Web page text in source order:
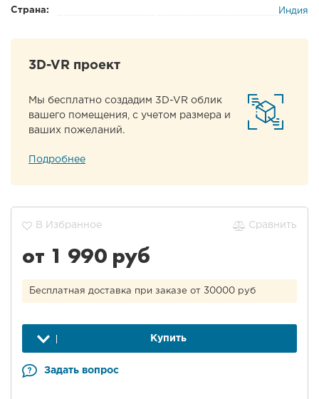
Страна: Индия
3D-VR проект
Мы бесплатно создадим 3D-VR облик
вашего помещения, с учетом размера и
ваших пожеланий.
Подробнее
В Избранное Сравнить
от 1 990 руб
Бесплатная доставка при заказе от 30000 руб
Купить
Задать вопрос